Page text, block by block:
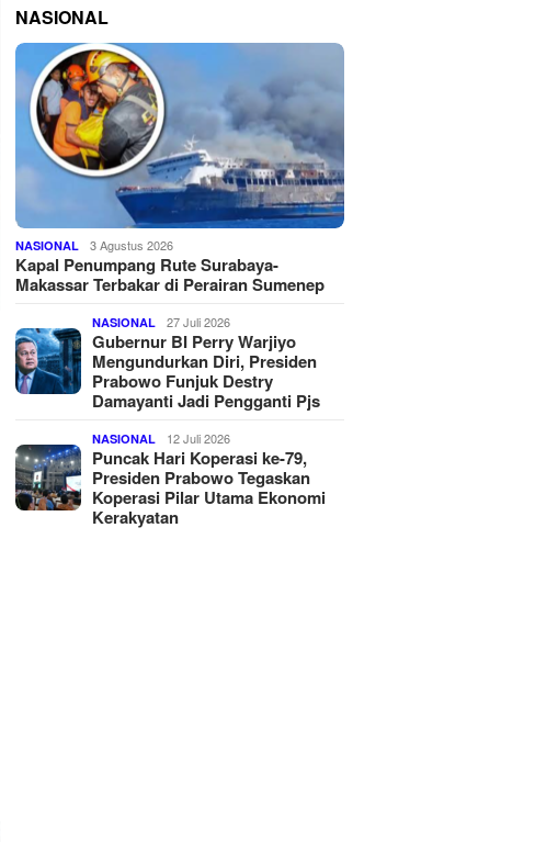
NASIONAL
NASIONAL 3 Agustus 2026
Kapal Penumpang Rute Surabaya-
Makassar Terbakar di Perairan Sumenep
NASIONAL 27 Juli 2026
Gubernur BI Perry Warjiyo
Mengundurkan Diri, Presiden
Prabowo Funjuk Destry
Damayanti Jadi Pengganti Pjs
NASIONAL 12 Juli 2026
Puncak Hari Koperasi ke-79,
Presiden Prabowo Tegaskan
Koperasi Pilar Utama Ekonomi
Kerakyatan